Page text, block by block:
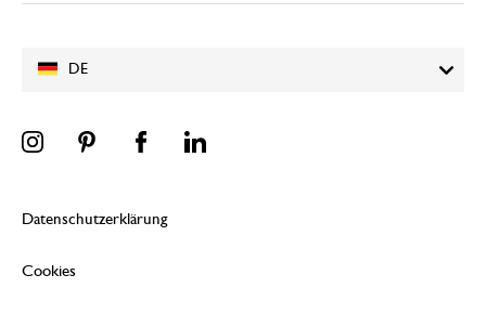
DE
Datenschutzerklärung
Cookies